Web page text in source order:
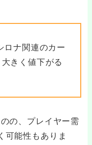
ロナ関連のカー
きく値下がる
の、プレイヤー需
可能性もありま